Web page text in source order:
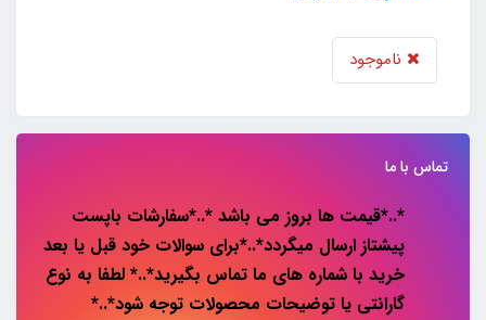
ناموجود
تماس با ما
*..*قیمت ها بروز می باشد *..*سفارشات باپست
پیشتاز ارسال میگردد*..*برای سوالات خود قبل یا بعد
خرید با شماره های ما تماس بگیرید*..* لطفا به نوع
گارانتی یا توضیحات محصولات توجه شود*..*